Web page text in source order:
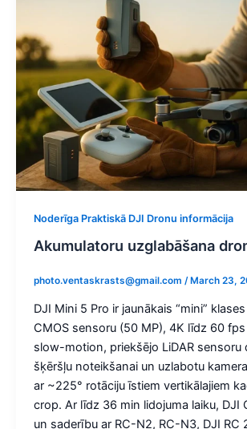
Noderīga Praktiskā DJI Dronu informācija
Akumulatoru uzglabāšana
photo.ventaskrasts@gmail.com / March 23,
DJI Mini 5 Pro ir jaunākais “mini”
CMOS sensoru (50 MP), 4K līdz 60
slow-motion, priekšējo LiDAR sensoru
šķēršļu noteikšanai un uzlabotu
ar ~225° rotāciju īstiem vertikālajiem
crop. Ar līdz 36 min lidojuma laiku, DJI
un saderību ar RC-N2, RC-N3, DJI RC